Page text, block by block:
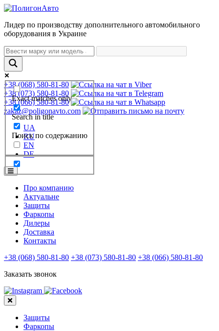
Лидер по производству дополнительного автомобильного
оборудования в Украине
Exact matches only
Search in title
Поиск по содержанию
+38 (068) 580-81-80
+38 (073) 580-81-80
+38 (066) 580-81-80
zakaz@poligonavto.com
UA
RU
EN
DE
Про компанию
Актуальне
Защиты
Фаркопы
Дилеры
Доставка
Контакты
+38 (068) 580-81-80 +38 (073) 580-81-80 +38 (066) 580-81-80
Заказать звонок
Защиты
Фаркопы